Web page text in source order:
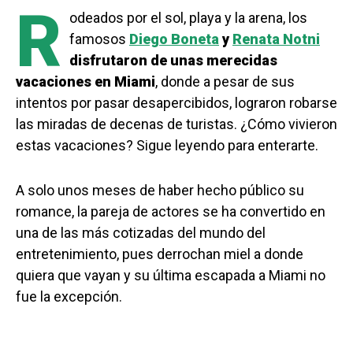
R
odeados por el sol, playa y la arena, los
famosos Diego Boneta y Renata Notni
disfrutaron de unas merecidas
vacaciones en Miami, donde a pesar de sus
intentos por pasar desapercibidos, lograron robarse
las miradas de decenas de turistas. ¿Cómo vivieron
estas vacaciones? Sigue leyendo para enterarte.
A solo unos meses de haber hecho público su
romance, la pareja de actores se ha convertido en
una de las más cotizadas del mundo del
entretenimiento, pues derrochan miel a donde
quiera que vayan y su última escapada a Miami no
fue la excepción.